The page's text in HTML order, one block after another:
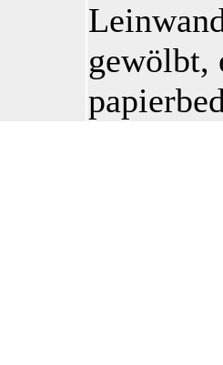
gewölbt,